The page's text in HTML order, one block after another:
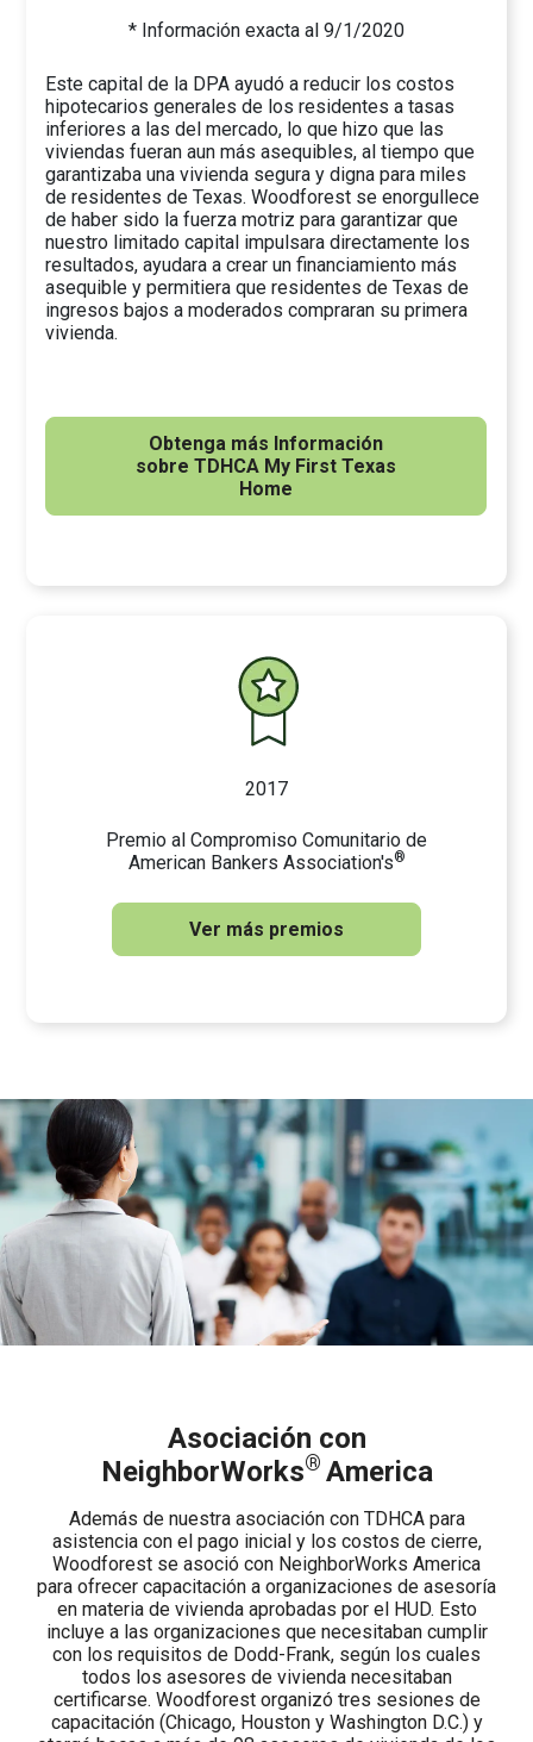
* Información exacta al 9/1/2020
Este capital de la DPA ayudó a reducir los costos
hipotecarios generales de los residentes a tasas
inferiores a las del mercado, lo que hizo que las
viviendas fueran aun más asequibles, al tiempo que
garantizaba una vivienda segura y digna para miles
de residentes de Texas. Woodforest se enorgullece
de haber sido la fuerza motriz para garantizar que
nuestro limitado capital impulsara directamente los
resultados, ayudara a crear un financiamiento más
asequible y permitiera que residentes de Texas de
ingresos bajos a moderados compraran su primera
vivienda.
Obtenga más Información
sobre TDHCA My First Texas
Home
2017
Premio al Compromiso Comunitario de
American Bankers Association's®
Ver más premios
Asociación con
NeighborWorks® America
Además de nuestra asociación con TDHCA para
asistencia con el pago inicial y los costos de cierre,
Woodforest se asoció con NeighborWorks America
para ofrecer capacitación a organizaciones de asesoría
en materia de vivienda aprobadas por el HUD. Esto
incluye a las organizaciones que necesitaban cumplir
con los requisitos de Dodd-Frank, según los cuales
todos los asesores de vivienda necesitaban
certificarse. Woodforest organizó tres sesiones de
capacitación (Chicago, Houston y Washington D.C.) y